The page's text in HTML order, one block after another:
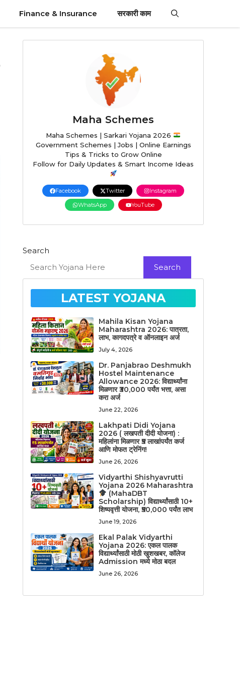
Finance & Insurance सरकारी काम
Maha Schemes
Maha Schemes | Sarkari Yojana 2026
Government Schemes | Jobs | Online Earnings
Tips & Tricks to Grow Online
Follow for Daily Updates & Smart Income Ideas
Facebook Twitter
Instagram
WhatsApp
YouTube
Search
Search
LATEST YOJANA
Mahila Kisan Yojana
Maharashtra 2026: पात्रता,
लाभ, कागदपत्रे व ऑनलाइन अर्ज
July 4, 2026
Dr. Panjabrao Deshmukh
Hostel Maintenance
Allowance 2026: विद्यार्थ्यांना
मिळणार ₹30,000 पर्यंत भत्ता, असा
करा अर्ज
June 22, 2026
Lakhpati Didi Yojana
2026 ( लखपती दीदी योजना) :
महिलांना मिळणार ₹5 लाखांपर्यंत कर्ज
आणि मोफत ट्रेनिंग!
June 26, 2026
Vidyarthi Shishyavrutti
Yojana 2026 Maharashtra
(MahaDBT
Scholarship) विद्यार्थ्यांसाठी 10+
शिष्यवृत्ती योजना, ₹50,000 पर्यंत लाभ
June 19, 2026
Ekal Palak Vidyarthi
Yojana 2026: एकल पालक
विद्यार्थ्यांसाठी मोठी खुशखबर, कॉलेज
Admission मध्ये मोठा बदल
June 26, 2026